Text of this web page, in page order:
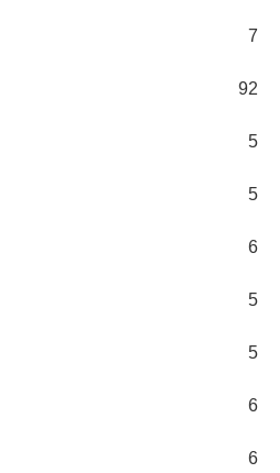
7
92
5
5
6
5
5
6
6